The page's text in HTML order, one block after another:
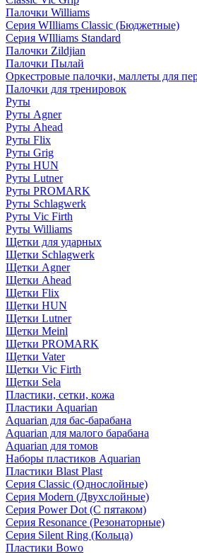
Палочки Williams
Серия WIlliams Classic (Бюджетные)
Серия WIlliams Standard
Палочки Zildjian
Палочки Пылай
Оркестровые палочки, маллеты для
Палочки для тренировок
Руты
Руты Agner
Руты Ahead
Руты Flix
Руты Grig
Руты HUN
Руты Lutner
Руты PROMARK
Руты Schlagwerk
Руты Vic Firth
Руты Williams
Щетки для ударных
Щетки Schlagwerk
Щетки Agner
Щетки Ahead
Щетки Flix
Щетки HUN
Щетки Lutner
Щетки Meinl
Щетки PROMARK
Щетки Vater
Щетки Vic Firth
Щетки Sela
Пластики, сетки, кожа
Пластики Aquarian
Aquarian для бас-барабана
Aquarian для малого барабана
Aquarian для томов
Наборы пластиков Aquarian
Пластики Blast Plast
Серия Classic (Однослойные)
Серия Modern (Двухслойные)
Серия Power Dot (С пятаком)
Серия Resonance (Резонаторные)
Серия Silent Ring (Кольца)
Пластики Bowo